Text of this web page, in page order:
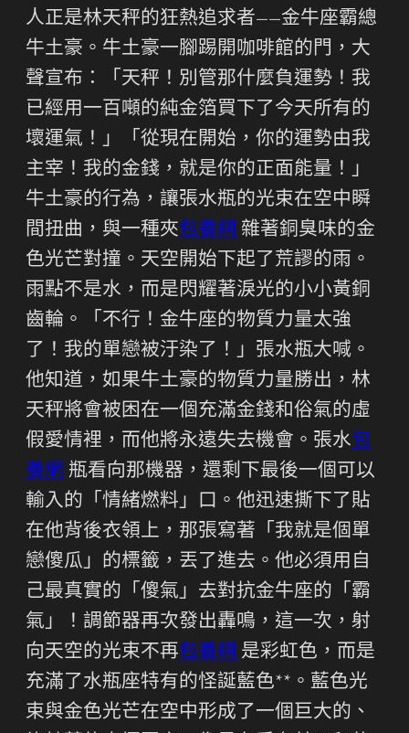
人正是林天秤的狂熱追求者——金牛座霸總
牛土豪。牛土豪一腳踢開咖啡館的門，大
聲宣布：「天秤！別管那什麼負運勢！我
已經用一百噸的純金箔買下了今天所有的
壞運氣！」「從現在開始，你的運勢由我
主宰！我的金錢，就是你的正面能量！」
牛土豪的行為，讓張水瓶的光束在空中瞬
間扭曲，與一種夾包養網 雜著銅臭味的金
色光芒對撞。天空開始下起了荒謬的雨。
雨點不是水，而是閃耀著淚光的小小黃銅
齒輪。「不行！金牛座的物質力量太強
了！我的單戀被汙染了！」張水瓶大喊。
他知道，如果牛土豪的物質力量勝出，林
天秤將會被困在一個充滿金錢和俗氣的虛
假愛情裡，而他將永遠失去機會。張水包
養網 瓶看向那機器，還剩下最後一個可以
輸入的「情緒燃料」口。他迅速撕下了貼
在他背後衣領上，那張寫著「我就是個單
戀傻瓜」的標籤，丟了進去。他必須用自
己最真實的「傻氣」去對抗金牛座的「霸
氣」！調節器再次發出轟鳴，這一次，射
向天空的光束不再包養網 是彩虹色，而是
充滿了水瓶座特有的怪誕藍色**。藍色光
束與金色光芒在空中形成了一個巨大的、